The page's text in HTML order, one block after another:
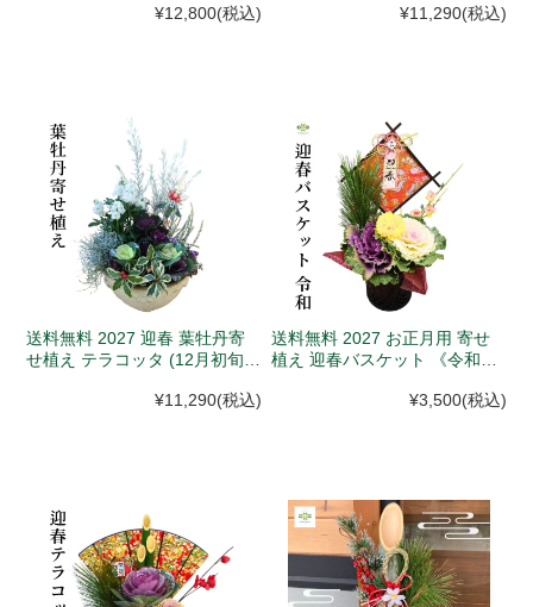
¥12,800(税込)
¥11,290(税込)
送料無料 2027 迎春 葉牡丹寄
せ植え テラコッタ (12月初旬以
¥11,290(税込)
送料無料 2027 お正月用 寄せ
植え 迎春バスケット 《令和》
¥3,500(税込)